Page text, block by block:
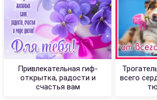
Привлекательная гиф-
открытка, радости и
счастья вам
всего